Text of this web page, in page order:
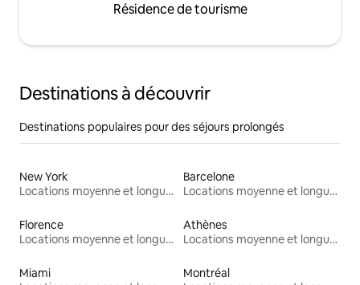
Résidence de tourisme
Destinations à découvrir
Destinations populaires pour des séjours prolongés
New York
Locations moyenne et longue durée
Barcelone
Locations moyenne et longue durée
Florence
Locations moyenne et longue durée
Athènes
Locations moyenne et longue durée
Miami
Montréal